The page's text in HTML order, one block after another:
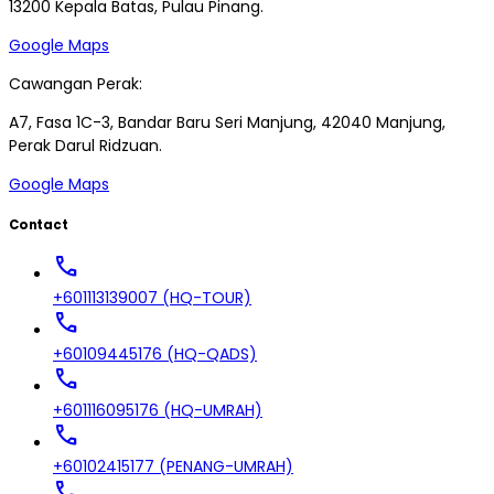
13200 Kepala Batas, Pulau Pinang.
Google Maps
Cawangan Perak:
A7, Fasa 1C-3, Bandar Baru Seri Manjung, 42040 Manjung,
Perak Darul Ridzuan.
Google Maps
Contact
call
+601113139007 (HQ-TOUR)
call
+60109445176 (HQ-QADS)
call
+601116095176 (HQ-UMRAH)
call
+60102415177 (PENANG-UMRAH)